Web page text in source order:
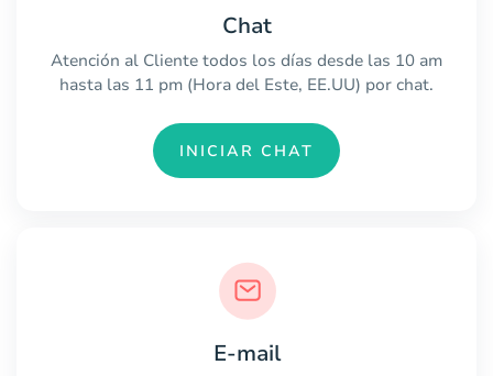
Chat
Atención al Cliente todos los días desde las 10 am
hasta las 11 pm (Hora del Este, EE.UU) por chat.
INICIAR CHAT
E-mail